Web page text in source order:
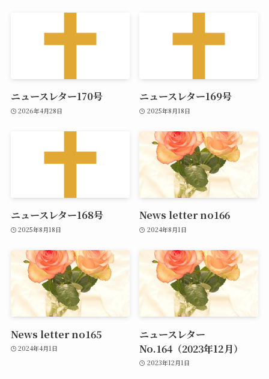
ニュースレター170号
2026年4月28日
ニュースレター169号
2025年8月18日
ニュースレター168号
2025年8月18日
News letter no166
2024年8月1日
News letter no165
2024年4月1日
ニュースレター
No.164（2023年12月）
2023年12月1日